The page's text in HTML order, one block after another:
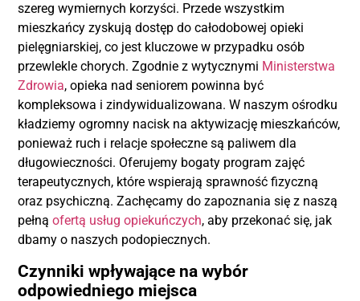
szereg wymiernych korzyści. Przede wszystkim
mieszkańcy zyskują dostęp do całodobowej opieki
pielęgniarskiej, co jest kluczowe w przypadku osób
przewlekle chorych. Zgodnie z wytycznymi Ministerstwa
Zdrowia, opieka nad seniorem powinna być
kompleksowa i zindywidualizowana. W naszym ośrodku
kładziemy ogromny nacisk na aktywizację mieszkańców,
ponieważ ruch i relacje społeczne są paliwem dla
długowieczności. Oferujemy bogaty program zajęć
terapeutycznych, które wspierają sprawność fizyczną
oraz psychiczną. Zachęcamy do zapoznania się z naszą
pełnąofertą usług opiekuńczych, aby przekonać się, jak
dbamy o naszych podopiecznych.
Czynniki wpływające na wybór
odpowiedniego miejsca